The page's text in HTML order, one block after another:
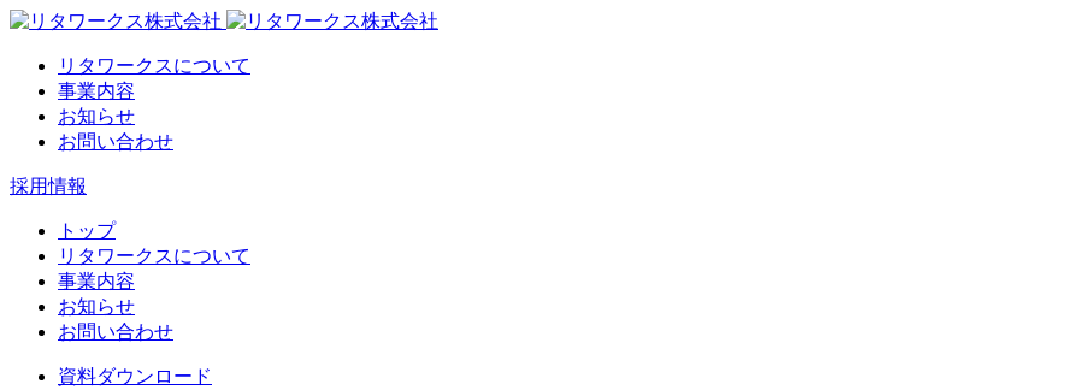
リタワークスについて
事業内容
お知らせ
お問い合わせ
採用情報
トップ
リタワークスについて
事業内容
お知らせ
お問い合わせ
資料ダウンロード